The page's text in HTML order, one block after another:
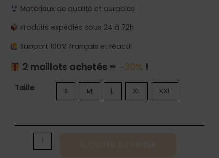
Matériaux de qualité et durables
Produits expédiés sous 24 à 72h
Support 100% français et réactif
2 maillots achetés = -30% !
Taille S M L XL XXL
quantité
de
gainant